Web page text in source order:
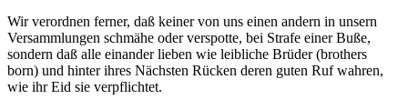
Wir verordnen ferner, daß keiner von uns einen andern in unsern
Versammlungen schmähe oder verspotte, bei Strafe einer Buße,
sondern daß alle einander lieben wie leibliche Brüder (brothers
born) und hinter ihres Nächsten Rücken deren guten Ruf wahren,
wie ihr Eid sie verpflichtet.